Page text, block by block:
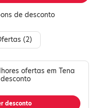
de desconto
(2)
ofertas em Tena
desconto